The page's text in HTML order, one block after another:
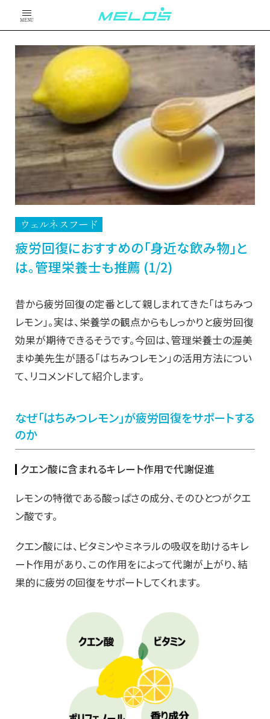
MENU
ウェルネスフード
疲労回復におすすめの「身近な飲み物」と
は。管理栄養士も推薦 (1/2)
昔から疲労回復の定番として親しまれてきた「はちみつ
レモン」。実は、栄養学の観点からもしっかりと疲労回復
効果が期待できるそうです。今回は、管理栄養士の渥美
まゆ美先生が語る「はちみつレモン」の活用方法につい
て、リコメンドして紹介します。
なぜ「はちみつレモン」が疲労回復をサポートする
のか
クエン酸に含まれるキレート作用で代謝促進
レモンの特徴である酸っぱさの成分、そのひとつがクエ
ン酸です。
クエン酸には、ビタミンやミネラルの吸収を助けるキレ
ート作用があり、この作用をによって代謝が上がり、結
果的に疲労の回復をサポートしてくれます。